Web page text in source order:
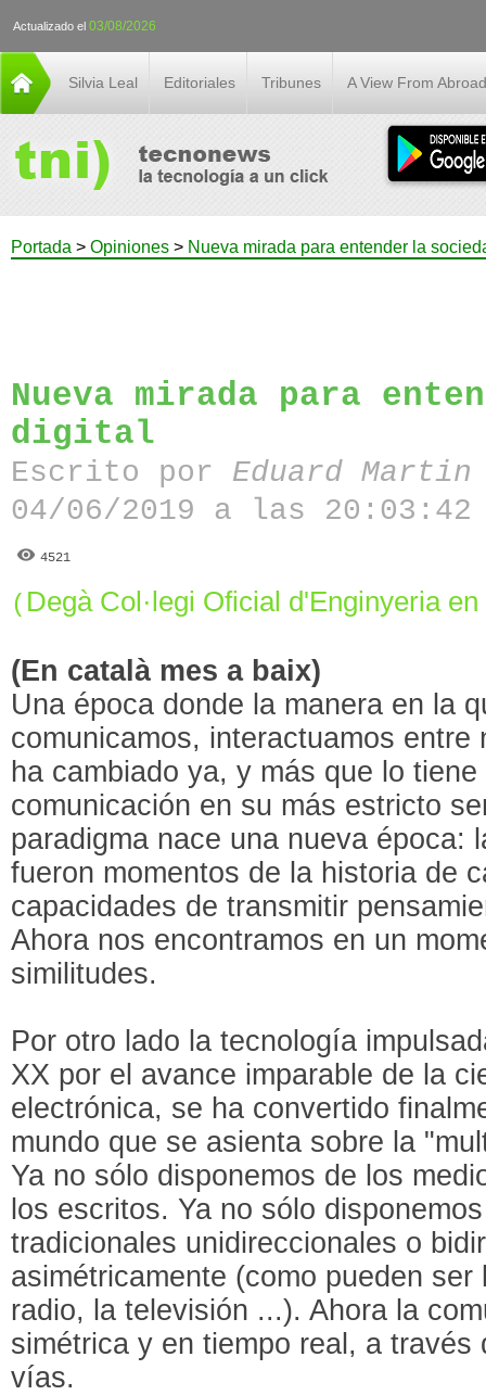
Actualizado el 03/08/2026
Silvia Leal Editoriales Tribunes A View From Abroad
Portada > Opiniones > Nueva mirada para entender la
Nueva mirada para
digital
Escrito por Eduard
04/06/2019 a las 20:03:42
4521
( Degà Col·legi Oficial d'Enginyeria
(En català mes a baix)
Una época donde la manera en la
comunicamos, interactuamos
ha cambiado ya, y más que lo
comunicación en su más estricto
paradigma nace una nueva época:
fueron momentos de la historia de
capacidades de transmitir
Ahora nos encontramos en un
similitudes.
Por otro lado la tecnología
XX por el avance imparable de la
electrónica, se ha convertido
mundo que se asienta sobre la
Ya no sólo disponemos de los
los escritos. Ya no sólo
tradicionales unidireccionales o
asimétricamente (como pueden
radio, la televisión ...). Ahora la
simétrica y en tiempo real, a través
vías.